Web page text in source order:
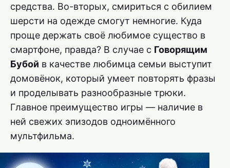
средства. Во-вторых, смириться с обилием
шерсти на одежде смогут немногие. Куда
проще держать своё любимое существо в
смартфоне, правда? В случае с Говорящим
Бубой в качестве любимца семьи выступит
домовёнок, который умеет повторять фразы
и проделывать разнообразные трюки.
Главное преимущество игры — наличие в
ней свежих эпизодов одноимённого
мультфильма.